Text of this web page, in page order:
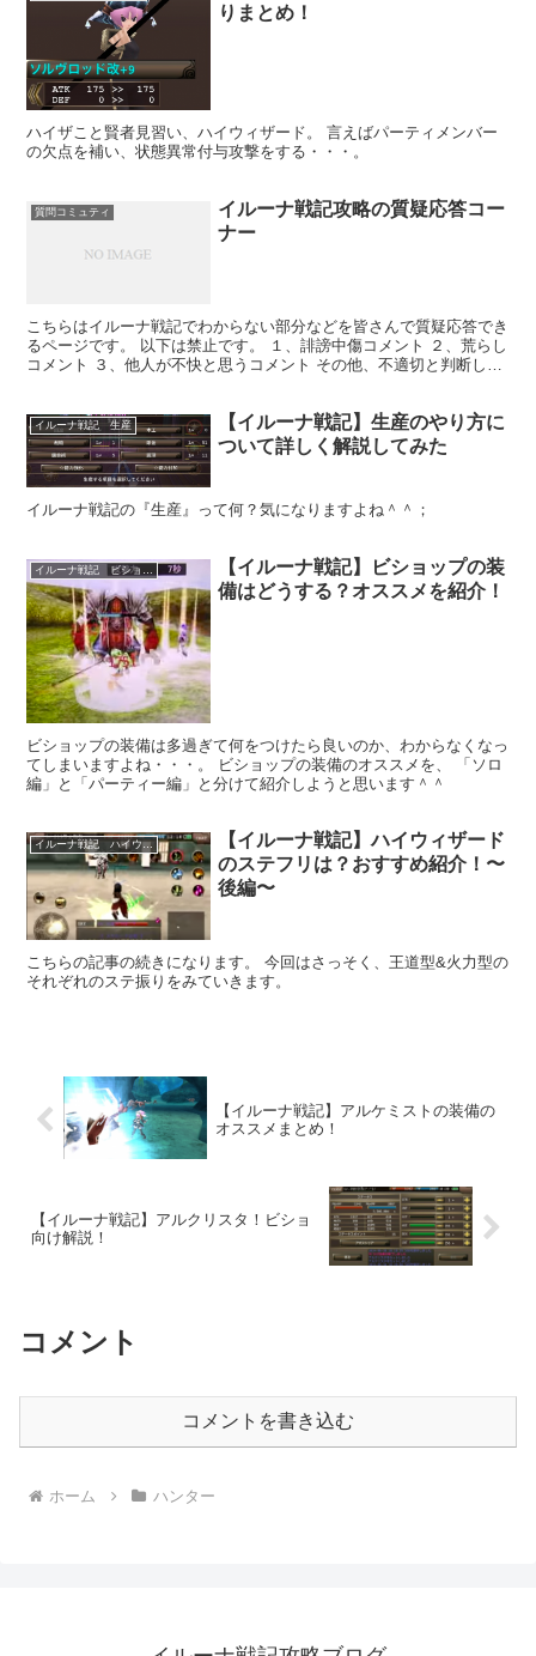
りまとめ！
ハイザこと賢者見習い、ハイウィザード。 言えばパーティメンバー
の欠点を補い、状態異常付与攻撃をする・・・。
質問コミュティ
イルーナ戦記攻略の質疑応答コー
ナー
こちらはイルーナ戦記でわからない部分などを皆さんで質疑応答でき
るページです。 以下は禁止です。 １、誹謗中傷コメント ２、荒らし
コメント ３、他人が不快と思うコメント その他、不適切と判断した
イルーナ戦記 生産
【イルーナ戦記】生産のやり方に
ついて詳しく解説してみた
イルーナ戦記の『生産』って何？気になりますよね＾＾；
イルーナ戦記 ビショップ
【イルーナ戦記】ビショップの装
備はどうする？オススメを紹介！
ビショップの装備は多過ぎて何をつけたら良いのか、わからなくなっ
てしまいますよね・・・。 ビショップの装備のオススメを、 「ソロ
編」と「パーティー編」と分けて紹介しようと思います＾＾
イルーナ戦記 ハイウィザード
【イルーナ戦記】ハイウィザード
のステフリは？おすすめ紹介！〜
後編〜
こちらの記事の続きになります。 今回はさっそく、王道型&火力型の
それぞれのステ振りをみていきます。
【イルーナ戦記】アルケミストの装備の
オススメまとめ！
【イルーナ戦記】アルクリスタ！ビショ
向け解説！
コメント
コメントを書き込む
ホーム ハンター